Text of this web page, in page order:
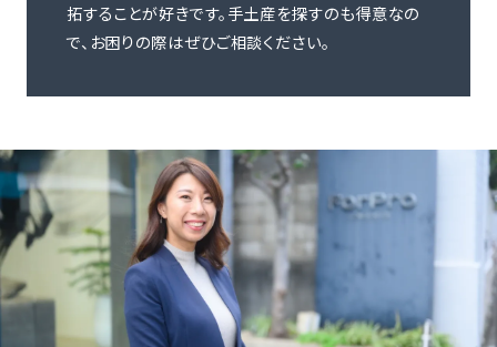
拓することが好きです。手土産を探すのも得意なの
で、お困りの際はぜひご相談ください。